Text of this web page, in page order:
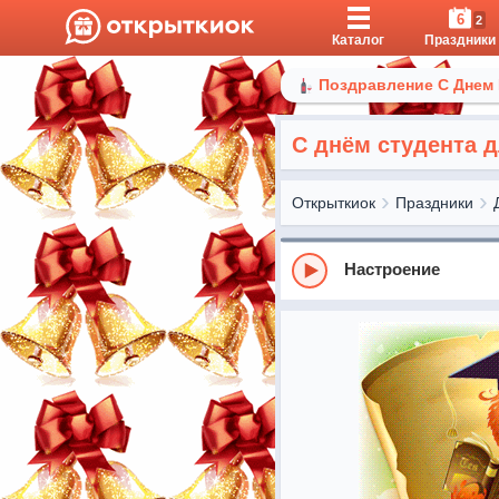
Каталог
6 2
Праздники
Поздравление С
С днём студента
Открыткиок Праздники
Настроение